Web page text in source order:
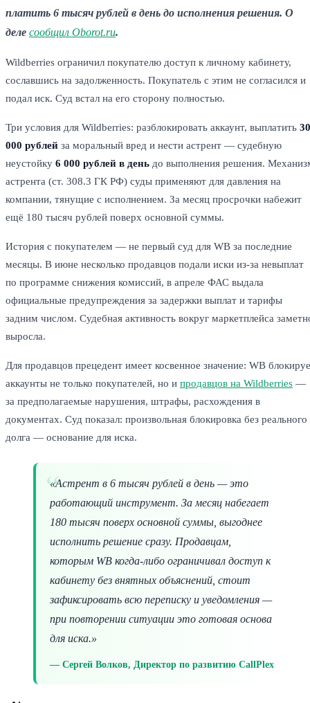
платить 6 тысяч рублей в день до исполнения решения. О
деле сообщил Oborot.ru.
Wildberries ограничил покупателю доступ к личному кабинету,
сославшись на задолженность. Покупатель с этим не согласился и
подал иск. Суд встал на его сторону полностью.
Три условия для Wildberries: разблокировать аккаунт, выплатить 30
000 рублей за моральный вред и нести астрент — судебную
неустойку 6 000 рублей в день до выполнения решения.
астрента (ст. 308.3 ГК РФ) суды применяют для давления на
компании, тянущие с исполнением. За месяц просрочки набежит
ещё 180 тысяч рублей поверх основной суммы.
История с покупателем — не первый суд для WB за последние
месяцы. В июне несколько продавцов подали иски из-за невыплат
по программе снижения комиссий, в апреле ФАС выдала
официальные предупреждения за задержки выплат и тарифы
задним числом. Судебная активность вокруг маркетплейса
выросла.
Для продавцов прецедент имеет косвенное значение: WB
аккаунты не только покупателей, но и продавцов на Wildberries —
за предполагаемые нарушения, штрафы, расхождения в
документах. Суд показал: произвольная блокировка без реального
долга — основание для иска.
«Астрент в 6 тысяч рублей в день — это
работающий инструмент. За месяц набегает
180 тысяч поверх основной суммы, выгоднее
исполнить решение сразу. Продавцам,
которым WB когда-либо ограничивал доступ к
кабинету без внятных объяснений, стоит
зафиксировать всю переписку и уведомления —
при повторении ситуации это готовая основа
для иска.»
Сергей Волков, Директор по развитию CallPlex